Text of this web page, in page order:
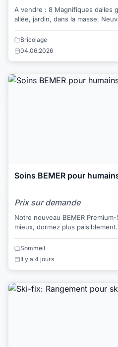
A vendre : 8 Magnifiques dalles
allée, jardin, dans la masse.
Bricolage
04.06.2026
Soins BEMER pour
Prix sur demande
Notre nouveau BEMER Premium-Set Evo
mieux, dormez plus
Bed Evo, vous profitez
Sommeil
Il y a 4 jours